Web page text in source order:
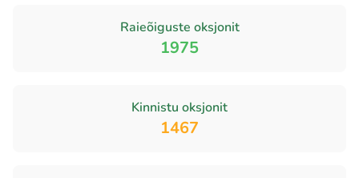
Raieõiguste oksjonit
1975
Kinnistu oksjonit
1467